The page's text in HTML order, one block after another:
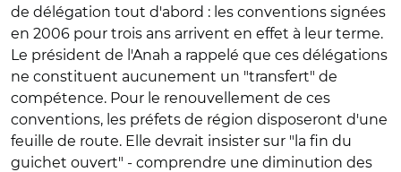
de délégation tout d'abord : les conventions signées
en 2006 pour trois ans arrivent en effet à leur terme.
Le président de l'Anah a rappelé que ces délégations
ne constituent aucunement un "transfert" de
compétence. Pour le renouvellement de ces
conventions, les préfets de région disposeront d'une
feuille de route. Elle devrait insister sur "la fin du
guichet ouvert" - comprendre une diminution des